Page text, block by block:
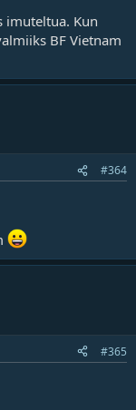
imuteltua. Kun
BF Vietnam
#364
#365